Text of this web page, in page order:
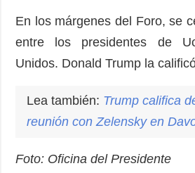
En los márgenes del Foro, se
entre los presidentes de
Unidos. Donald Trump la
Lea también: Trump califica
reunión con Zelensky en
Foto: Oficina del Presidente